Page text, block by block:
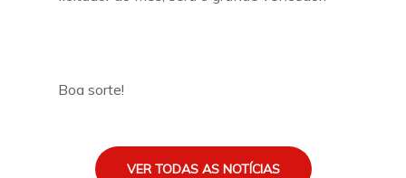
Boa sorte!
VER TODAS AS NOTÍCIAS